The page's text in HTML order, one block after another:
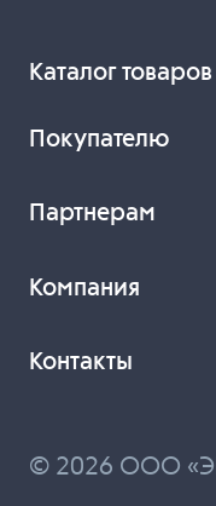
Каталог товаров
Покупателю
Партнерам
Компания
Контакты
© 2026 ООО